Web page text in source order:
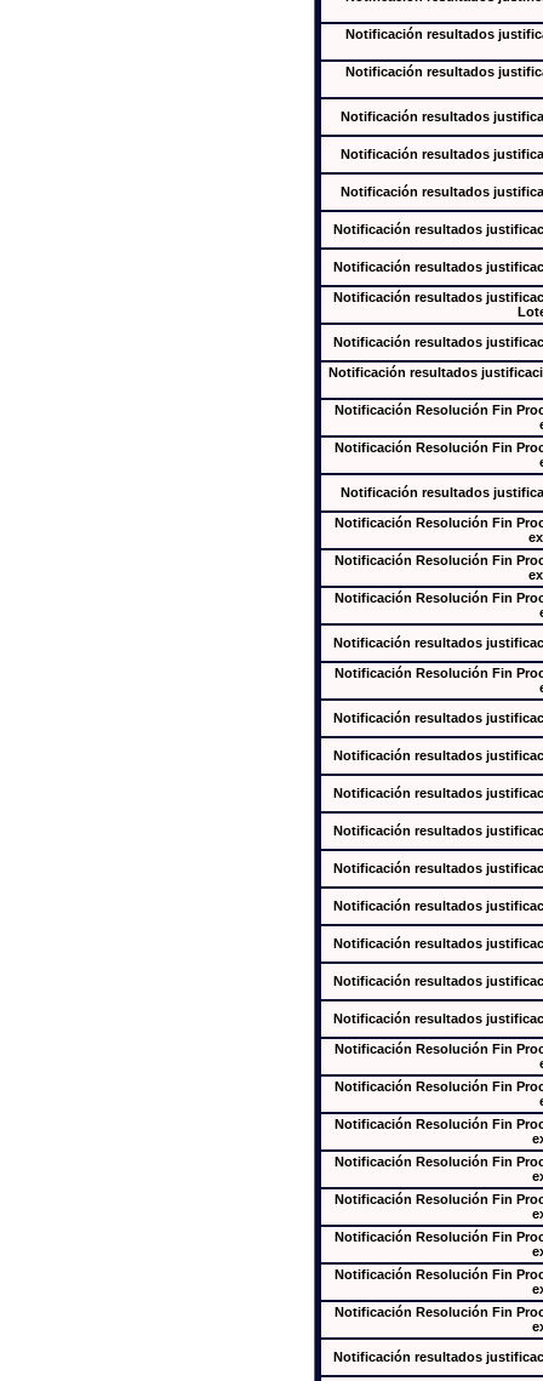
Notificación resultados
Notificación resultados
Notificación resultados
Notificación resultados
Notificación resultados
Notificación resultados
Notificación resultados
Notificación resultados
Notificación resultados
Notificación resultados
Notificación Resolución Fin
Notificación Resolución Fin
Notificación resultados
Notificación Resolución Fin
Notificación Resolución Fin
Notificación Resolución Fin
Notificación resultados
Notificación Resolución Fin
Notificación resultados
Notificación resultados
Notificación resultados
Notificación resultados
Notificación resultados
Notificación resultados
Notificación resultados
Notificación resultados
Notificación resultados
Notificación Resolución Fin
Notificación Resolución Fin
Notificación Resolución Fin
Notificación Resolución Fin
Notificación Resolución Fin
Notificación Resolución Fin
Notificación Resolución Fin
Notificación Resolución Fin
Notificación resultados